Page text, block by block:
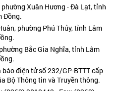
Xuân Hương - Đà Lạt, tỉnh
Đồng.
phường Phú Thủy, tỉnh Lâm
Bắc Gia Nghĩa, tỉnh Lâm
điện tử số 232/GP-BTTT cấp
Bộ Thông tin và Truyền thông.